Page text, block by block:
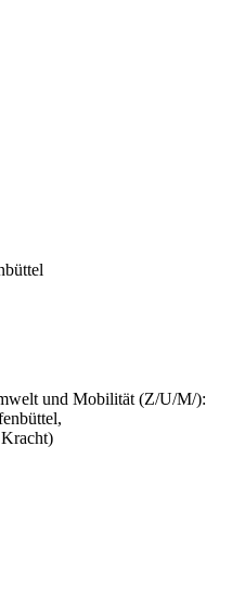
und Mobilität (Z/U/M/):